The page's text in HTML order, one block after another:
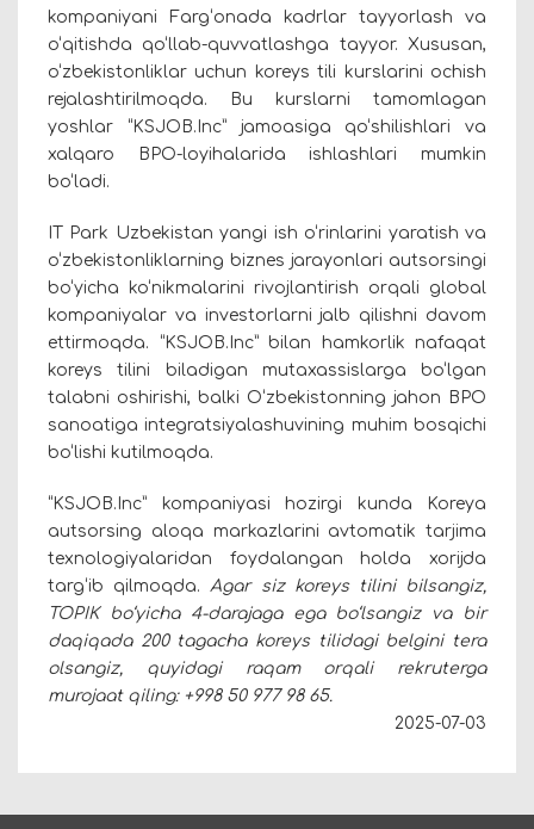
kompaniyani Farg‘onada kadrlar tayyorlash va
o‘qitishda qo‘llab-quvvatlashga tayyor. Xususan,
o‘zbekistonliklar uchun koreys tili kurslarini ochish
rejalashtirilmoqda. Bu kurslarni tamomlagan
yoshlar “KSJOB.Inc” jamoasiga qo‘shilishlari va
xalqaro BPO-loyihalarida ishlashlari mumkin
bo‘ladi.
IT Park Uzbekistan yangi ish o‘rinlarini yaratish va
o‘zbekistonliklarning biznes jarayonlari autsorsingi
bo‘yicha ko‘nikmalarini rivojlantirish orqali global
kompaniyalar va investorlarni jalb qilishni davom
ettirmoqda. “KSJOB.Inc” bilan hamkorlik nafaqat
koreys tilini biladigan mutaxassislarga bo‘lgan
talabni oshirishi, balki O‘zbekistonning jahon BPO
sanoatiga integratsiyalashuvining muhim bosqichi
bo‘lishi kutilmoqda.
“KSJOB.Inc” kompaniyasi hozirgi kunda Koreya
autsorsing aloqa markazlarini avtomatik tarjima
texnologiyalaridan foydalangan holda xorijda
targ‘ib qilmoqda. Agar siz koreys tilini bilsangiz,
TOPIK bo‘yicha 4-darajaga ega bo‘lsangiz va bir
daqiqada 200 tagacha koreys tilidagi belgini tera
olsangiz, quyidagi raqam orqali rekruterga
murojaat qiling: +998 50 977 98 65.
2025-07-03